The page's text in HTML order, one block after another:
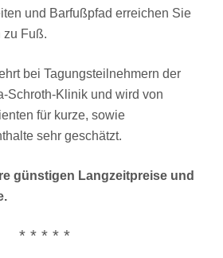
und Barfußpfad erreichen Sie
zu Fuß.
bei Tagungsteilnehmern der
Schroth-Klinik und wird von
für kurze, sowie
sehr geschätzt.
günstigen Langzeitpreise und
* * * * *